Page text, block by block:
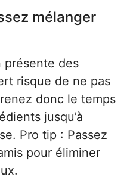
mélanger
présente des
risque de ne pas
donc le temps
jusqu’à
Pro tip : Passez
pour éliminer